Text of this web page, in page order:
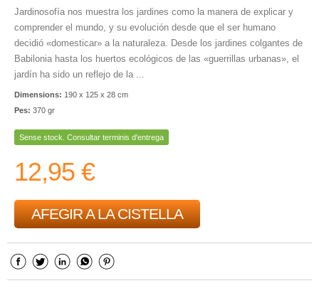
Jardinosofía nos muestra los jardines como la manera de explicar y
comprender el mundo, y su evolución desde que el ser humano
decidió «domesticar» a la naturaleza. Desde los jardines colgantes de
Babilonia hasta los huertos ecológicos de las «guerrillas urbanas», el
jardín ha sido un reflejo de la ...
Dimensions: 190 x 125 x 28 cm
Pes: 370 gr
Sense stock. Consultar terminis d'entrega
12,95 €
AFEGIR A LA CISTELLA